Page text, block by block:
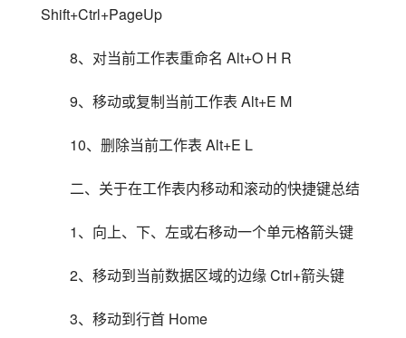
Shift+Ctrl+PageUp
8、对当前工作表重命名 Alt+O H R
9、移动或复制当前工作表 Alt+E M
10、删除当前工作表 Alt+E L
二、关于在工作表内移动和滚动的快捷键总结
1、向上、下、左或右移动一个单元格箭头键
2、移动到当前数据区域的边缘 Ctrl+箭头键
3、移动到行首 Home